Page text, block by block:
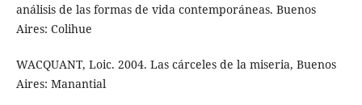
análisis de las formas de vida contemporáneas. Buenos
Aires: Colihue
WACQUANT, Loic. 2004. Las cárceles de la miseria, Buenos
Aires: Manantial